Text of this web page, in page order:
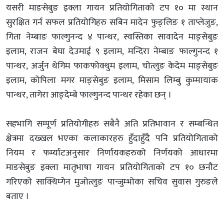
यसरी माङसेबुङ इक्ला गायन प्रतियोगिताको टप १० मा स्थान
सुरक्षित गर्न सफल प्रतियोगिहरु सबिन मादेन फुङ्लिङ १ ताप्लेजुङ,
गिता नेम्बाङ फाल्गुनन्द ४ पान्थर, स्वस्तिका सावादेन माङ्सेबुङ
इलाम, राजन बेघा देउमाई ९ इलाम, मन्दिरा नेम्बाङ फाल्गुनन्द १
पान्थर, अर्जुन थेगिम फाकफोक्थुम इलाम, चोत्लुङ केदेम माङ्सेबुङ
इलाम, कोपिला मगर माङ्सेबुङ इलाम, मिसाम लिम्बु कुम्मायाक
पान्थर, तागेरा आङ्देम्बे फाल्गुनन्द पान्थर रहेका छन् ।
सहभागि सम्पूर्ण प्रतियोगीहरु सबैनै अति प्रतिभावान र सम्बन्धित
क्षेत्रमा दख्खल भएका कलाकारहरु हुँदाहुँदै पनि प्रतियोगिताको
नियम र फर्म्याटअनुसार निर्णायकहरुको निर्णयको आधारमा
माङसेबुङ इक्ला मातृभाषा गायन प्रतियोगिताको टप १० छनौट
गरिएको साक्थिम्गेन मुजोत्लुङ पान्जुम्भोका सचिव सुवास गुरुङले
बताए ।